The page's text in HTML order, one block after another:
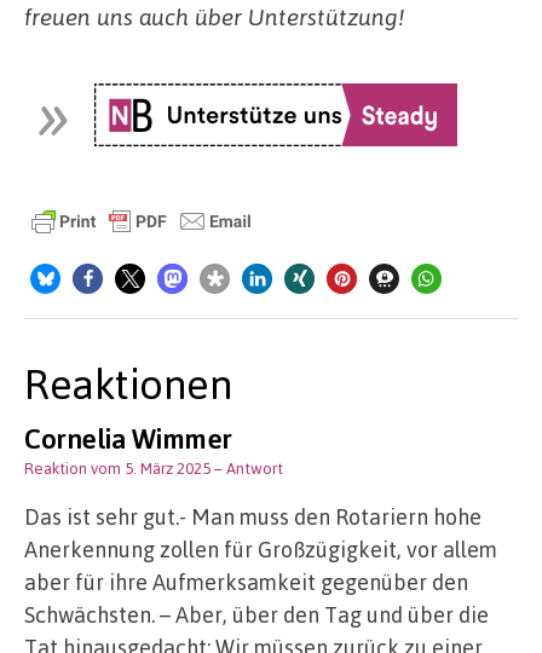
freuen uns auch über Unterstützung!
Reaktionen
Cornelia Wimmer
Reaktion vom 5. März 2025– Antwort
Das ist sehr gut.- Man muss den Rotariern hohe
Anerkennung zollen für Großzügigkeit, vor allem
aber für ihre Aufmerksamkeit gegenüber den
Schwächsten. – Aber, über den Tag und über die
Tat hinausgedacht: Wir müssen zurück zu einer